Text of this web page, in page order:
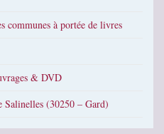
communes à portée de livres
& DVD
Salinelles (30250 – Gard)